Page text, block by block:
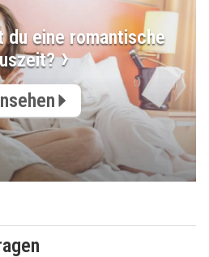
du eine romantische